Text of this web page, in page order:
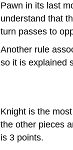
Pawn in its last
understand that
turn passes to
Another rule
so it is explained
Knight is the
the other pieces
is 3 points.